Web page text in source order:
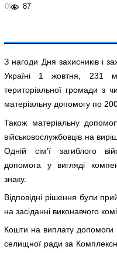
0 | 87
З нагоди Дня захисників і
Україні 1 жовтня, 231
територіальної громади з
матеріальну допомогу по
Також матеріальну
військовослужбовців на
Одній сім’ї загиблого
допомога у вигляді
знаку.
Відповідні рішення були
на засіданні виконавчого
Кошти на виплату допомоги
селищної ради за